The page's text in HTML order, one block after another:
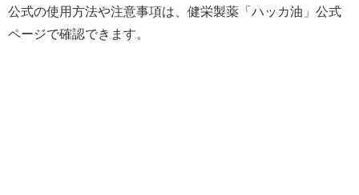
公式の使用方法や注意事項は、健栄製薬「ハッカ油」公式
ページで確認できます。